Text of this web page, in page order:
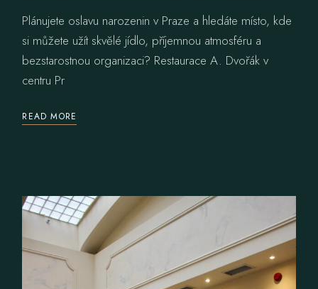
Plánujete oslavu narozenin v Praze a hledáte místo, kde
si můžete užít skvělé jídlo, příjemnou atmosféru a
bezstarostnou organizaci? Restaurace A. Dvořák v
centru Pr
READ MORE